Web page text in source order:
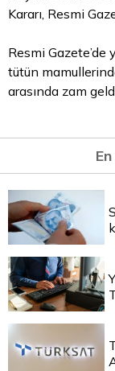
Kararı, Resmi
Resmi
tütün
arasında zam